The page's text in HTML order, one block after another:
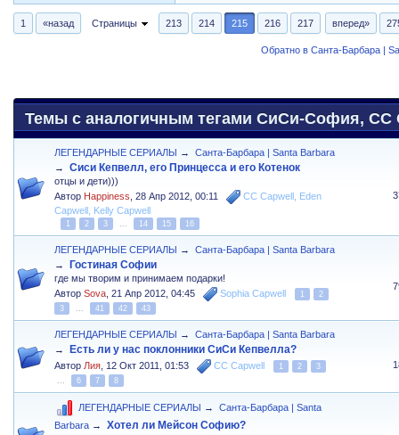
1 «назад Страницы 213 214 215 216 217 вперед»
Обратно в Санта-Барбара |
Темы с аналогичным тегами СиСи-София, CC
ЛЕГЕНДАРНЫЕ СЕРИАЛЫ →
Санта-Барбара | Santa Barbara
→
Сиси Кепвелл, его Принцесса и его Котенок
отцы и дети)))
Автор Happiness ,28 Апр 2012, 00:11 CC Capwell Eden
Capwell Kelly Capwell
1 2 3 ... 14 15 16
ЛЕГЕНДАРНЫЕ СЕРИАЛЫ →
Санта-Барбара | Santa Barbara
→
Гостиная Софии
где мы творим и принимаем подарки!
АвторSova ,21 Апр 2012, 04:45 Sophia Capwell 1
2
3
... 41 42 43
ЛЕГЕНДАРНЫЕ СЕРИАЛЫ →
Санта-Барбара | Santa Barbara
→
Есть ли у нас поклонники СиСи Кепвелла?
Автор Лия 12 Окт 2011, 01:53 CC Capwell 1 2
3
...
6 7 8
ЛЕГЕНДАРНЫЕ СЕРИАЛЫ →
Санта-Барбара | Santa
Barbara → Хотел ли Мейсон Софию?